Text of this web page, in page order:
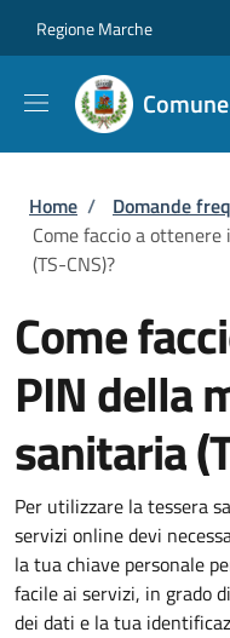
Regione Marche
Briciole di
Home / Domande
Come faccio a
(TS-CNS)?
Come
PIN della
sanitaria
Per utilizzare la tessera
servizi online devi
la tua chiave personale
facile ai servizi, in grado
dei dati e la tua